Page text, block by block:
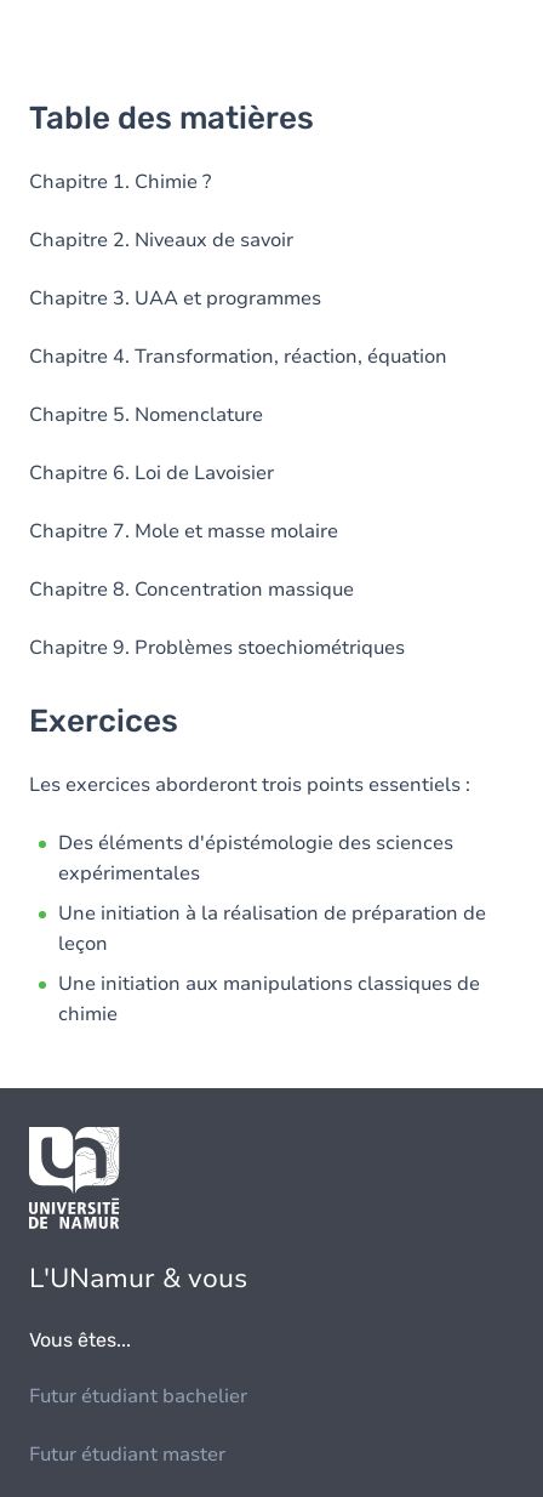
Table des matières
Chapitre 1. Chimie ?
Chapitre 2. Niveaux de savoir
Chapitre 3. UAA et programmes
Chapitre 4. Transformation, réaction, équation
Chapitre 5. Nomenclature
Chapitre 6. Loi de Lavoisier
Chapitre 7. Mole et masse molaire
Chapitre 8. Concentration massique
Chapitre 9. Problèmes stoechiométriques
Exercices
Les exercices aborderont trois points essentiels :
Des éléments d'épistémologie des sciences
expérimentales
Une initiation à la réalisation de préparation de
leçon
Une initiation aux manipulations classiques de
chimie
L'UNamur & vous
Vous êtes...
Futur étudiant bachelier
Futur étudiant master